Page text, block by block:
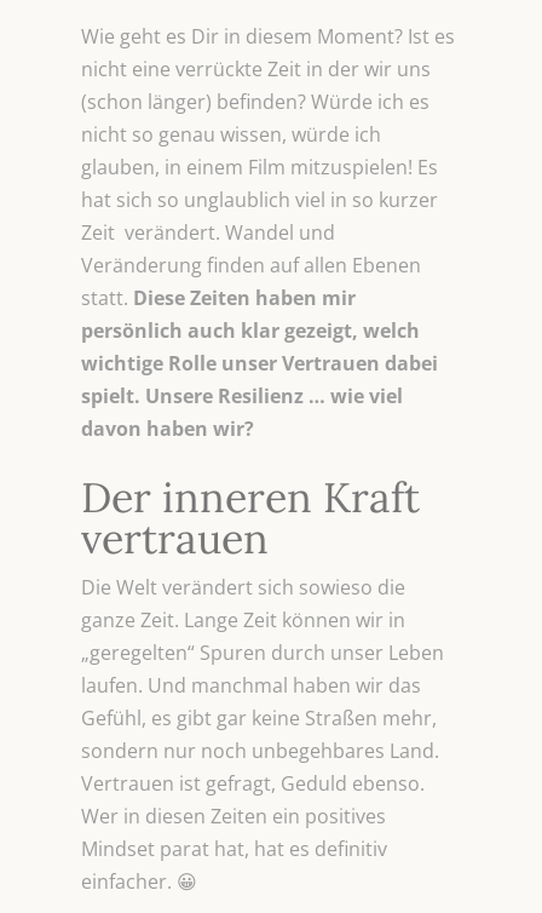
Wie geht es Dir in diesem Moment? Ist es
nicht eine verrückte Zeit in der wir uns
(schon länger) befinden? Würde ich es
nicht so genau wissen, würde ich
glauben, in einem Film mitzuspielen! Es
hat sich so unglaublich viel in so kurzer
Zeit verändert. Wandel und
Veränderung finden auf allen Ebenen
statt. Diese Zeiten haben mir
persönlich auch klar gezeigt, welch
wichtige Rolle unser Vertrauen dabei
spielt. Unsere Resilienz … wie viel
davon haben wir?
Der inneren Kraft
vertrauen
Die Welt verändert sich sowieso die
ganze Zeit. Lange Zeit können wir in
„geregelten“ Spuren durch unser Leben
laufen. Und manchmal haben wir das
Gefühl, es gibt gar keine Straßen mehr,
sondern nur noch unbegehbares Land.
Vertrauen ist gefragt, Geduld ebenso.
Wer in diesen Zeiten ein positives
Mindset parat hat, hat es definitiv
einfacher. 😀